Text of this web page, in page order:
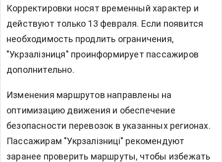
Корректировки носят временный характер и
действуют только 13 февраля. Если появится
необходимость продлить ограничения,
"Укрзалізниця" проинформирует пассажиров
дополнительно.
Изменения маршрутов направлены на
оптимизацию движения и обеспечение
безопасности перевозок в указанных регионах.
Пассажирам "Укрзалізниці" рекомендуют
заранее проверить маршруты, чтобы избежать